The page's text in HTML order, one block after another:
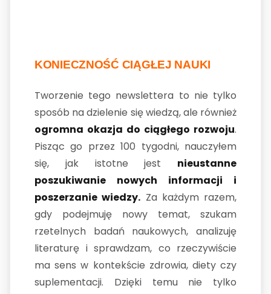
KONIECZNOŚĆ CIĄGŁEJ NAUKI
Tworzenie tego newslettera to nie tylko
sposób na dzielenie się wiedzą, ale również
ogromna okazja do ciągłego rozwoju.
Pisząc go przez 100 tygodni, nauczyłem
się, jak istotne jest nieustanne
poszukiwanie nowych informacji i
poszerzanie wiedzy. Za każdym razem,
gdy podejmuję nowy temat, szukam
rzetelnych badań naukowych, analizuję
literaturę i sprawdzam, co rzeczywiście
ma sens w kontekście zdrowia, diety czy
suplementacji. Dzięki temu nie tylko